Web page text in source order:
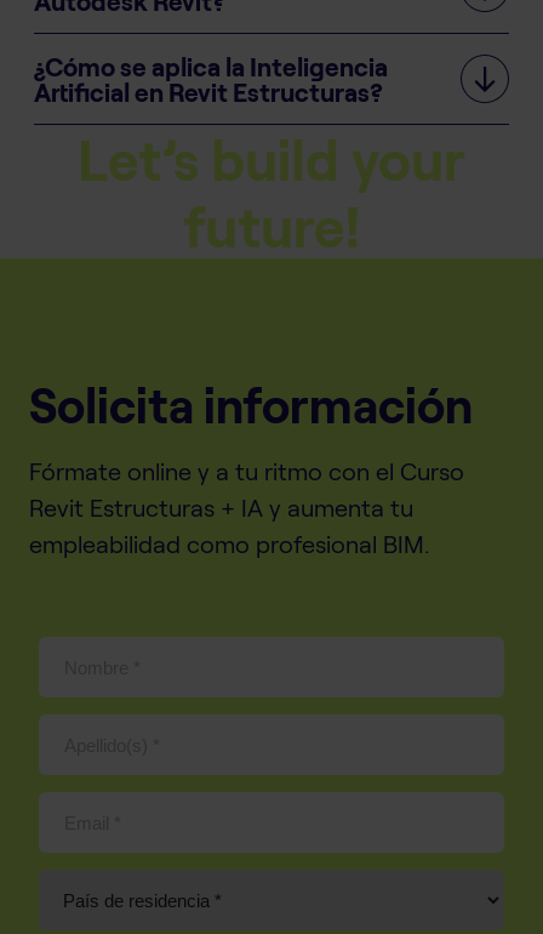
¿Cómo se aplica la Inteligencia
Artificial en Revit Estructuras?
Let’s build your
future!
Solicita información
Fórmate online y a tu ritmo con el Curso
Revit Estructuras + IA y aumenta tu
empleabilidad como profesional BIM.